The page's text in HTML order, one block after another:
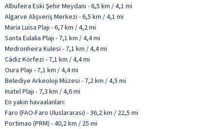
Albufeira Eski Şehir Meydanı - 6,5 km / 4,1 mi
Algarve Alışveriş Merkezi - 6,5 km / 4,1 mi
Maria Luisa Plajı - 6,7 km / 4,2 mi
Santa Eulalia Plajı - 7,1 km / 4,4 mi
Medronheira Kulesi - 7,1 km / 4,4 mi
Cádiz Körfezi - 7,1 km / 4,4 mi
Oura Plajı - 7,1 km / 4,4 mi
Belediye Arkeoloji Müzesi - 7,2 km / 4,5 mi
Inatel Plajı - 7,3 km / 4,6 mi
En yakın havaalanları:
Faro (FAO-Faro Uluslararası) - 36,2 km / 22,5 mi
Portimao (PRM) - 40,2 km / 25 mi